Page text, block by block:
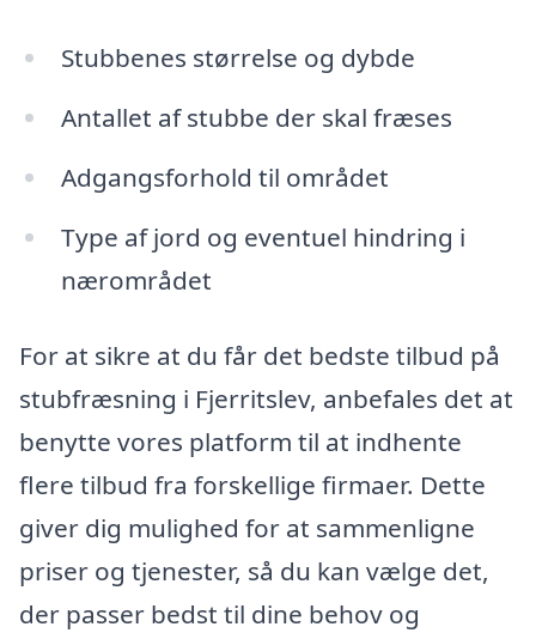
Stubbenes størrelse og dybde
Antallet af stubbe der skal fræses
Adgangsforhold til området
Type af jord og eventuel hindring i
nærområdet
For at sikre at du får det bedste tilbud på
stubfræsning i Fjerritslev, anbefales det at
benytte vores platform til at indhente
flere tilbud fra forskellige firmaer. Dette
giver dig mulighed for at sammenligne
priser og tjenester, så du kan vælge det,
der passer bedst til dine behov og